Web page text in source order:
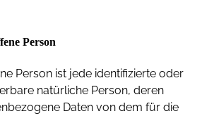
Person
Person ist jede identifizierte oder
natürliche Person, deren
Daten von dem für die